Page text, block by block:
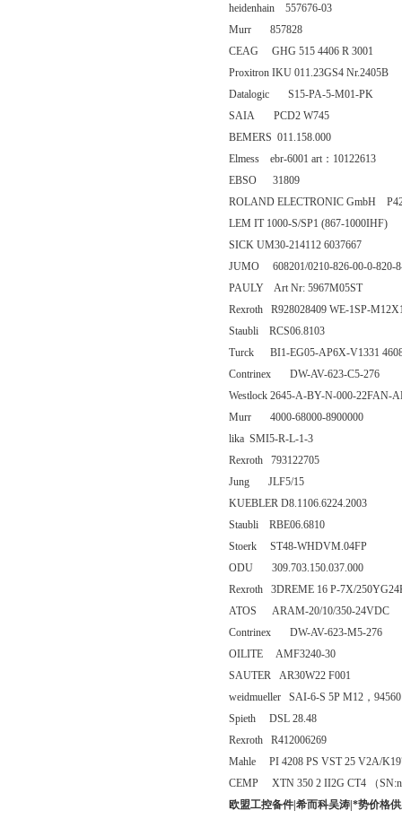
heidenhain 557676-03
Murr 857828
CEAG GHG 515 4406 R 3001
Proxitron IKU 011.23GS4 Nr.2405B
Datalogic S15-PA-5-M01-PK
SAIA PCD2 W745
BEMERS 011.158.000
Elmess ebr-6001 art：10122613
EBSO 31809
ROLAND ELECTRONIC GmbH
LEM IT 1000-S/SP1 (867-1000IHF)
SICK UM30-214112 6037667
JUMO 608201/0210-826-00-0-820-
PAULY Art Nr: 5967M05ST
Rexroth R928028409 WE-1SP-
Staubli RCS06.8103
Turck BI1-EG05-AP6X-V1331
Contrinex DW-AV-623-C5-276
Westlock 2645-A-BY-N-000-22FAN-
Murr 4000-68000-8900000
lika SMI5-R-L-1-3
Rexroth 793122705
Jung JLF5/15
KUEBLER D8.1106.6224.2003
Staubli RBE06.6810
Stoerk ST48-WHDVM.04FP
ODU 309.703.150.037.000
Rexroth 3DREME 16 P-7X/
ATOS ARAM-20/10/350-24VDC
Contrinex DW-AV-623-M5-276
OILITE AMF3240-30
SAUTER AR30W22 F001
weidmueller SAI-6-S 5P M12，
Spieth DSL 28.48
Rexroth R412006269
Mahle PI 4208 PS VST 25 V2A/
CEMP XTN 350 2 II2G CT4 （
欧盟工控备件|希而科吴涛|*势价格